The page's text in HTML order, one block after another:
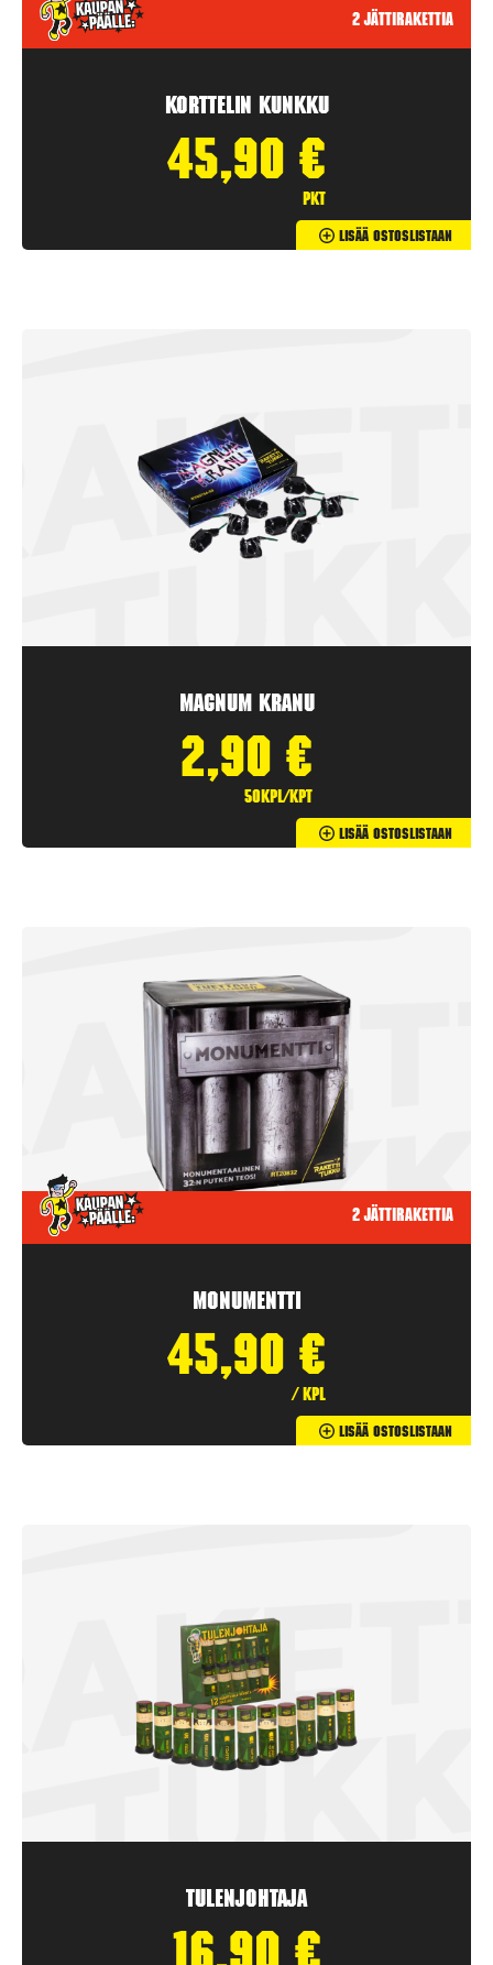
2 jättirakettia
Korttelin kunkku
45,90 €
pkt
Lisää Ostoslistaan
Magnum Kranu
2,90 €
50kpl/kpt
Lisää Ostoslistaan
2 jättirakettia
Monumentti
45,90 €
/ kpl
Lisää Ostoslistaan
Tulenjohtaja